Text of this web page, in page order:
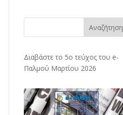
Αναζήτηση
Διαβάστε το 5ο τεύχος του e-
Παλμού Μαρτίου 2026